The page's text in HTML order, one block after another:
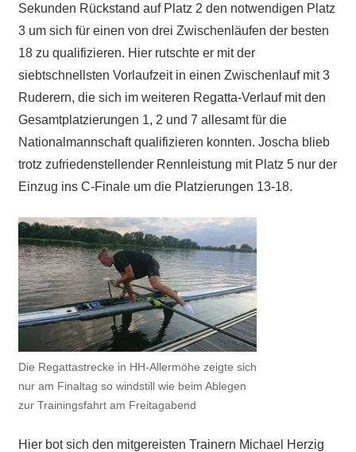
Sekunden Rückstand auf Platz 2 den notwendigen Platz
3 um sich für einen von drei Zwischenläufen der besten
18 zu qualifizieren. Hier rutschte er mit der
siebtschnellsten Vorlaufzeit in einen Zwischenlauf mit 3
Ruderern, die sich im weiteren Regatta-Verlauf mit den
Gesamtplatzierungen 1, 2 und 7 allesamt für die
Nationalmannschaft qualifizieren konnten. Joscha blieb
trotz zufriedenstellender Rennleistung mit Platz 5 nur der
Einzug ins C-Finale um die Platzierungen 13-18.
Die Regattastrecke in HH-Allermöhe zeigte sich
nur am Finaltag so windstill wie beim Ablegen
zur Trainingsfahrt am Freitagabend
Hier bot sich den mitgereisten Trainern Michael Herzig